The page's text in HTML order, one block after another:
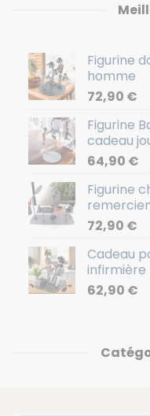
Figurine
homme
72,90 €
Figurine
cadeau
64,90 €
Figurine
72,90 €
Cadeau
infirmière
62,90 €